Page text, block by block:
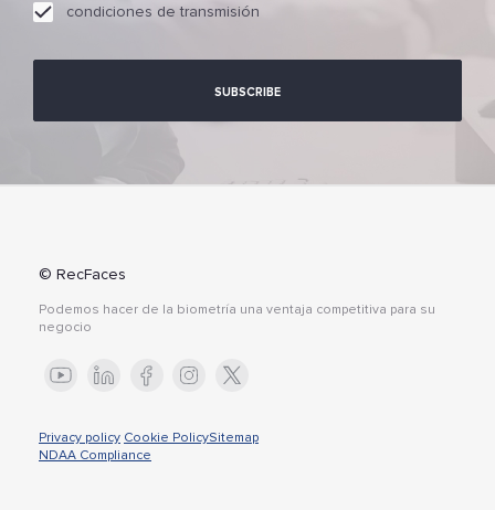
condiciones de transmisión
© RecFaces
Podemos hacer de la biometría una ventaja competitiva para su
negocio
Privacy policy Cookie PolicySitemap
NDAA Compliance